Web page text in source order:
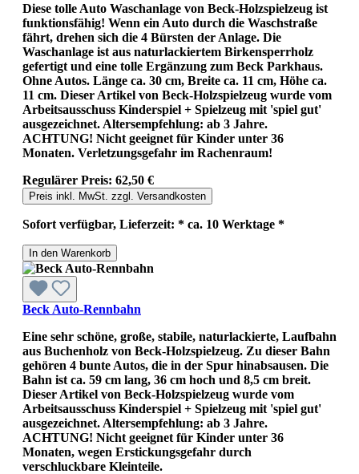
Diese tolle Auto Waschanlage von Beck-Holzspielzeug ist
funktionsfähig! Wenn ein Auto durch die Waschstraße
fährt, drehen sich die 4 Bürsten der Anlage. Die
Waschanlage ist aus naturlackiertem Birkensperrholz
gefertigt und eine tolle Ergänzung zum Beck Parkhaus.
Ohne Autos. Länge ca. 30 cm, Breite ca. 11 cm, Höhe ca.
11 cm. Dieser Artikel von Beck-Holzspielzeug wurde vom
Arbeitsausschuss Kinderspiel + Spielzeug mit 'spiel gut'
ausgezeichnet. Altersempfehlung: ab 3 Jahre.
ACHTUNG! Nicht geeignet für Kinder unter 36
Monaten. Verletzungsgefahr im Rachenraum!
Regulärer Preis: 62,50 €
Preis inkl. MwSt. zzgl. Versandkosten
Sofort verfügbar, Lieferzeit: * ca. 10 Werktage *
In den Warenkorb
Beck Auto-Rennbahn
Eine sehr schöne, große, stabile, naturlackierte, Laufbahn
aus Buchenholz von Beck-Holzspielzeug. Zu dieser Bahn
gehören 4 bunte Autos, die in der Spur hinabsausen. Die
Bahn ist ca. 59 cm lang, 36 cm hoch und 8,5 cm breit.
Dieser Artikel von Beck-Holzspielzeug wurde vom
Arbeitsausschuss Kinderspiel + Spielzeug mit 'spiel gut'
ausgezeichnet. Altersempfehlung: ab 3 Jahre.
ACHTUNG! Nicht geeignet für Kinder unter 36
Monaten, wegen Erstickungsgefahr durch
verschluckbare Kleinteile.